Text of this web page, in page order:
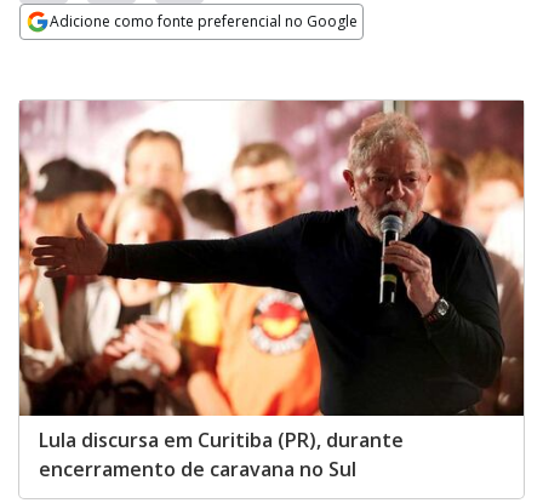
Adicione como fonte preferencial no Google
Lula discursa em Curitiba (PR), durante
encerramento de caravana no Sul